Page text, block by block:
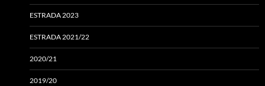
ESTRADA 2023
ESTRADA 2021/22
2020/21
2019/20